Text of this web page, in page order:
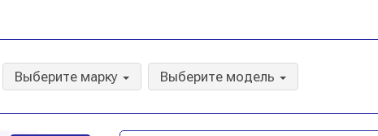
Выберите марку Выберите модель